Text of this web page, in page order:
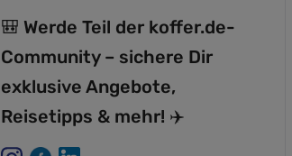
🎒 Werde Teil der koffer.de-
Community – sichere Dir
exklusive Angebote,
Reisetipps & mehr! ✈️